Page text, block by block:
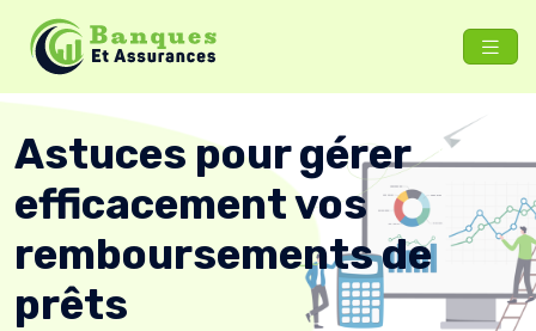
Astuces pour gérer
efficacement vos
remboursements de
prêts